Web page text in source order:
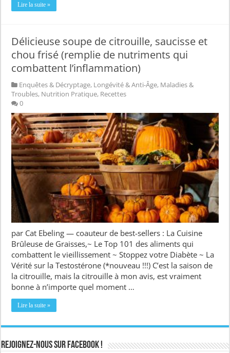
Lire la suite »
Délicieuse soupe de citrouille, saucisse et
chou frisé (remplie de nutriments qui
combattent l’inflammation)
Enquêtes & Décryptage, Longévité & Anti-Âge, Maladies &
Troubles, Nutrition Pratique, Recettes
0
par Cat Ebeling — coauteur de best-sellers : La Cuisine
Brûleuse de Graisses,~ Le Top 101 des aliments qui
combattent le vieillissement ~ Stoppez votre Diabète ~ La
Vérité sur la Testostérone (*nouveau !!!) C’est la saison de
la citrouille, mais la citrouille à mon avis, est vraiment
bonne à n’importe quel moment …
Lire la suite »
Rejoignez-nous sur Facebook !